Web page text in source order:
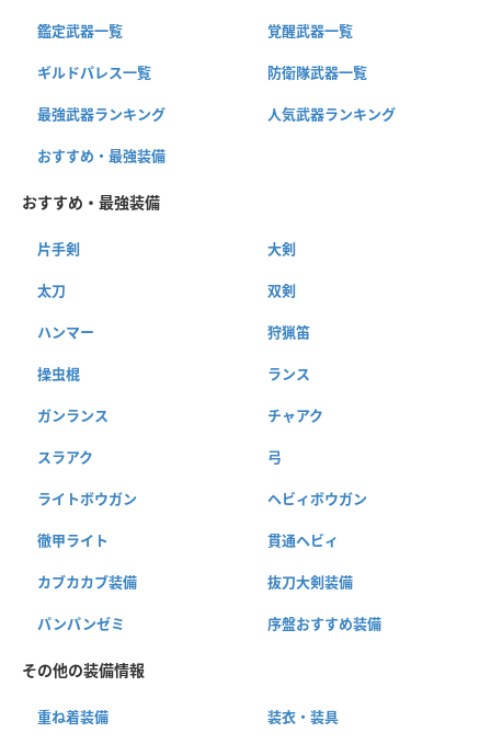
鑑定武器一覧 覚醒武器一覧
ギルドパレス一覧 防衛隊武器一覧
最強武器ランキング 人気武器ランキング
おすすめ・最強装備
おすすめ・最強装備
片手剣 大剣
太刀 双剣
ハンマー 狩猟笛
操虫棍 ランス
ガンランス チャアク
スラアク 弓
ライトボウガン ヘビィボウガン
徹甲ライト 貫通ヘビィ
カブカカブ装備 抜刀大剣装備
パンパンゼミ 序盤おすすめ装備
その他の装備情報
重ね着装備 装衣・装具